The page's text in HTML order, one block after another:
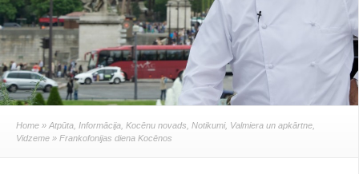
Home » Atpūta Informācija Kocēnu novads Notikumi, Valmiera un apkārtne
Vidzeme » Frankofonijas diena Kocēnos